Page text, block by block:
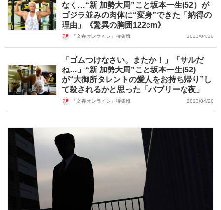
なく…“新 加勢大周”こと坂本一生(52）が
ゴジラ並みの肉体に“変身”できた「納得の
理由」《驚異の胸囲122cm》
「文春オンライン」特集班 2023/04/20
「ゴムつけなさい。またか！」「サルだ
ね…」“新 加勢大周”こと坂本一生(52)
が“大御所タレントの愛人をお持ち帰り”し
て殺されるかと思った「バブリーな夜」
「文春オンライン」特集班 2023/04/20